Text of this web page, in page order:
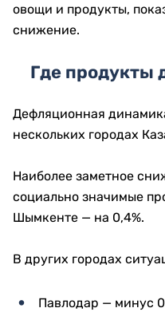
овощи и продукты,
снижение.
Где продукты
Дефляционная
нескольких городах
Наиболее заметное
социально значимые
Шымкенте — на 0,4%.
В других городах
Павлодар — минус